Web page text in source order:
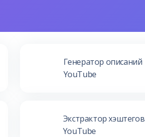
Генератор описаний
YouTube
Экстрактор хэштегов
YouTube